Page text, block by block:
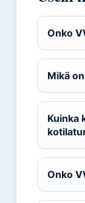
Onko
Mikä
Kuinka
Onko